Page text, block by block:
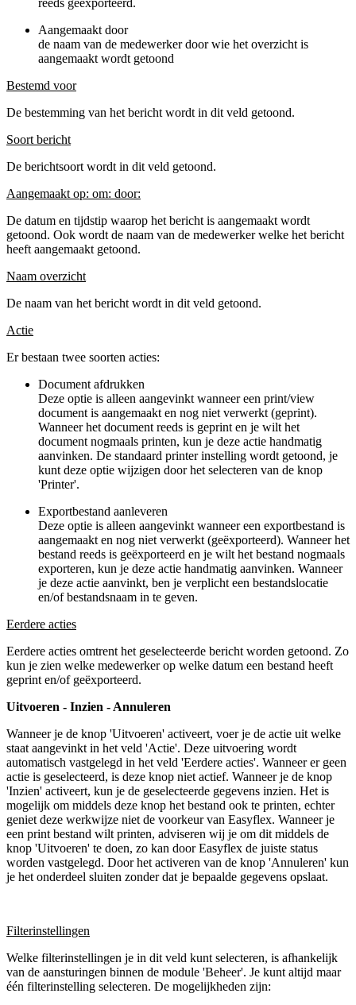
Aangemaakt door
de naam van de medewerker door wie het overzicht is
aangemaakt wordt getoond
Bestemd voor
De bestemming van het bericht wordt in dit veld getoond.
Soort bericht
De berichtsoort wordt in dit veld getoond.
Aangemaakt op: om: door:
De datum en tijdstip waarop het bericht is aangemaakt wordt
getoond. Ook wordt de naam van de medewerker welke het bericht
heeft aangemaakt getoond.
Naam overzicht
De naam van het bericht wordt in dit veld getoond.
Actie
Er bestaan twee soorten acties:
Document afdrukken
Deze optie is alleen aangevinkt wanneer een print/view
document is aangemaakt en nog niet verwerkt (geprint).
Wanneer het document reeds is geprint en je wilt het
document nogmaals printen, kun je deze actie handmatig
aanvinken. De standaard printer instelling wordt getoond, je
kunt deze optie wijzigen door het selecteren van de knop
'Printer'.
Exportbestand aanleveren
Deze optie is alleen aangevinkt wanneer een exportbestand is
aangemaakt en nog niet verwerkt (geëxporteerd). Wanneer het
bestand reeds is geëxporteerd en je wilt het bestand nogmaals
exporteren, kun je deze actie handmatig aanvinken. Wanneer
je deze actie aanvinkt, ben je verplicht een bestandslocatie
en/of bestandsnaam in te geven.
Eerdere acties
Eerdere acties omtrent het geselecteerde bericht worden getoond. Zo
kun je zien welke medewerker op welke datum een bestand heeft
geprint en/of geëxporteerd.
Uitvoeren - Inzien - Annuleren
Wanneer je de knop 'Uitvoeren' activeert, voer je de actie uit welke
staat aangevinkt in het veld 'Actie'. Deze uitvoering wordt
automatisch vastgelegd in het veld 'Eerdere acties'. Wanneer er geen
actie is geselecteerd, is deze knop niet actief. Wanneer je de knop
'Inzien' activeert, kun je de geselecteerde gegevens inzien. Het is
mogelijk om middels deze knop het bestand ook te printen, echter
geniet deze werkwijze niet de voorkeur van Easyflex. Wanneer je
een print bestand wilt printen, adviseren wij je om dit middels de
knop 'Uitvoeren' te doen, zo kan door Easyflex de juiste status
worden vastgelegd. Door het activeren van de knop 'Annuleren' kun
je het onderdeel sluiten zonder dat je bepaalde gegevens opslaat.
Filterinstellingen
Welke filterinstellingen je in dit veld kunt selecteren, is afhankelijk
van de aansturingen binnen de module 'Beheer'. Je kunt altijd maar
één filterinstelling selecteren. De mogelijkheden zijn: